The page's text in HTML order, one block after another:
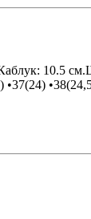
10.5
•37(24)